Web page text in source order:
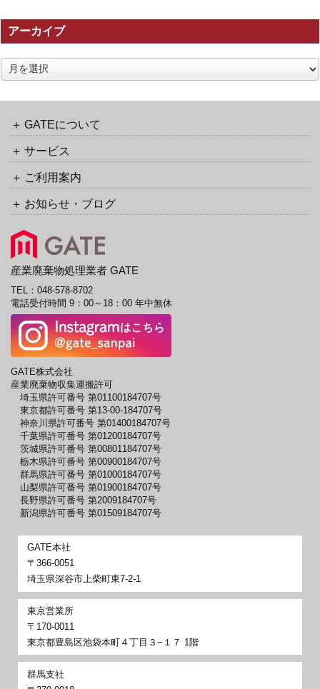
アーカイブ
ア
ー
GATEについて
サービス
ご利用案内
お知らせ・ブログ
産業廃棄物処理業者 GATE
TEL： 048-578-8702
電話受付時間 9：00～18：00 年中無休
GATE株式会社
産業廃棄物収集運搬許可
埼玉県許可番号 第01100184707号
東京都許可番号 第13-00-184707号
神奈川県許可番号 第01400184707号
千葉県許可番号 第01200184707号
茨城県許可番号 第00801184707号
栃木県許可番号 第00900184707号
群馬県許可番号 第01000184707号
山梨県許可番号 第01900184707号
長野県許可番号 第2009184707号
新潟県許可番号 第01509184707号
GATE本社
〒366-0051
埼玉県深谷市上柴町東7-2-1
東京営業所
〒170-0011
東京都豊島区池袋本町４丁目３−１７ 1階
群馬支社